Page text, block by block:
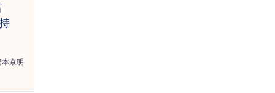
本京明